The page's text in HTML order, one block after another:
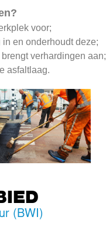
voor;
en onderhoudt deze;
verhardingen aan;
asfaltlaag.
(BWI)